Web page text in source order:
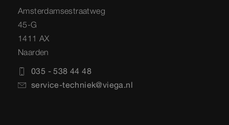
Amsterdamsestraatweg
45-G
1411 AX
Naarden
035 - 538 44 48
service-techniek@viega.nl